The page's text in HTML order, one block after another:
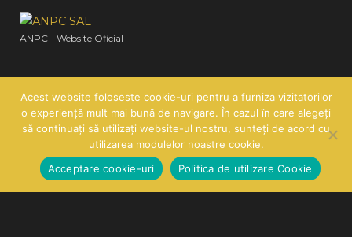
ANPC - Website Oficial
Copyright © 2026Hair Line| SC HAIR LINE SRL | CUI:
RO21260585 | J26/419/2007
Acest website foloseste cookie-uri pentru a furniza vizitatorilor
o experiență mult mai bună de navigare. În cazul în care alegeți
să continuați să utilizați website-ul nostru, sunteți de acord cu
utilizarea modulelor noastre cookie.
Acceptare cookie-uri
Politica de utilizare Cookie